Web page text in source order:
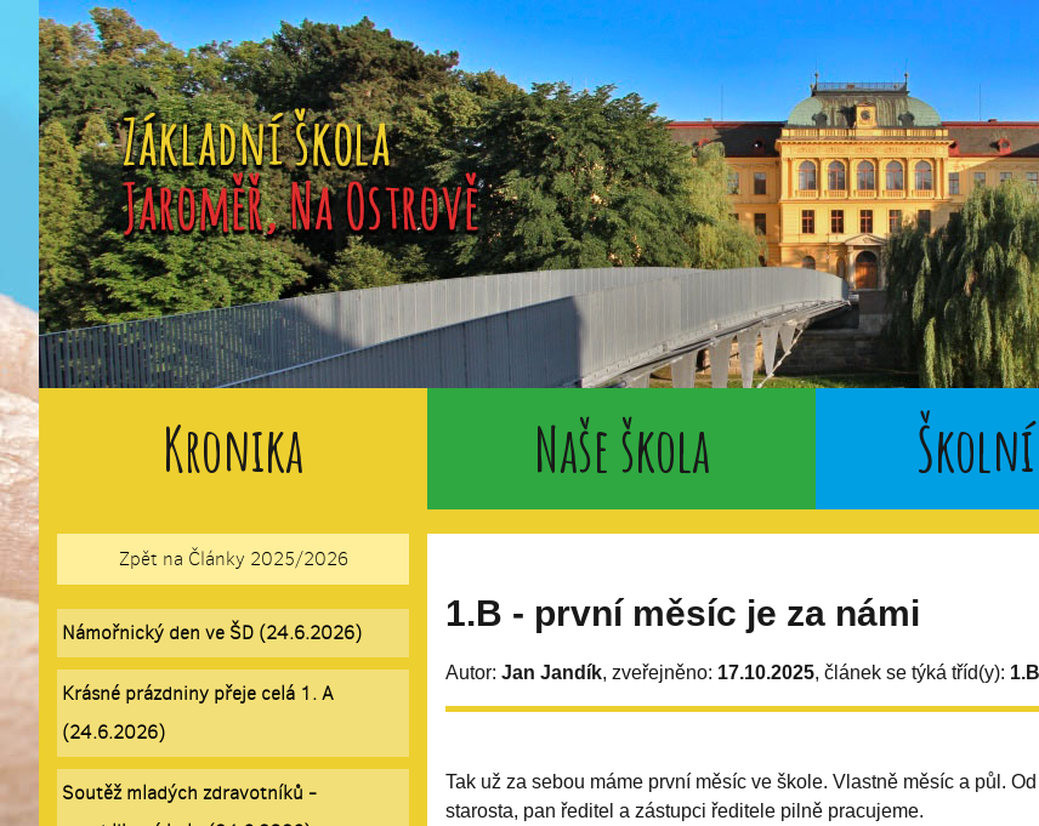
Kronika Naše škola
Zpět na Články 2025/2026
Námořnický den ve ŠD (24.6.2026)
Krásné prázdniny přeje celá 1. A
(24.6.2026)
Soutěž mladých zdravotníků -
1.B - první měsíc je za námi
Autor: Jan Jandík, zveřejněno: 17.10.2025, článek se týká tříd(y): 1.B
Tak už za sebou máme první měsíc ve škole. Vlastně měsíc a půl.
starosta, pan ředitel a zástupci ředitele pilně pracujeme.